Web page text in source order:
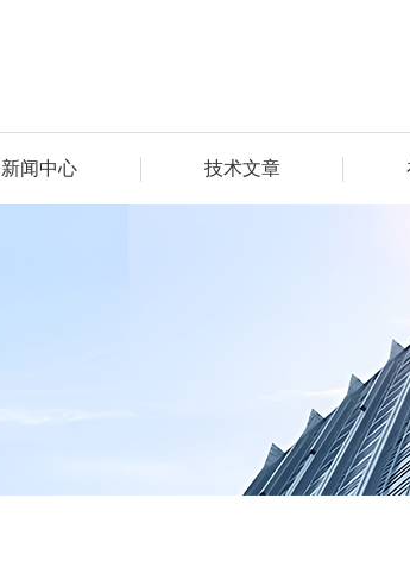
新闻中心 技术文章